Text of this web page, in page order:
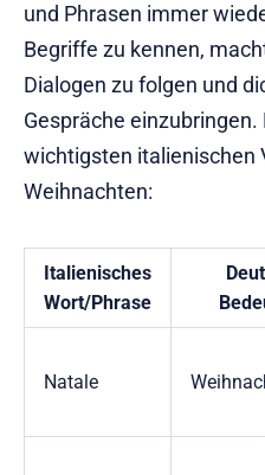
und Phrasen immer
Begriffe zu kennen,
Dialogen zu folgen und
Gespräche
wichtigsten italienischen
Weihnachten:
Italienisches
Wort/Phrase
Natale